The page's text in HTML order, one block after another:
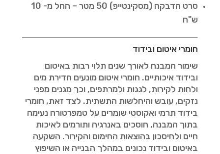
סרט הדבקה (מסקינטייפ) 50 מטר – החל מ- 10
ש"ח
חומרי איטום ובידוד
שימור המבנה לאורך שנים תלוי רבות באיטום
ובידוד איכותיים. חומרי איטום מונעים חדירת מים
ולחות לקירות, לגגות ולמרתפים, וכך מגנים מפני
נזקים, עובש והיחלשות התשתית. לצד זאת, חומרי
בידוד תרמי ואקוסטי שומרים על טמפרטורה נעימה
בתוך המבנה, חוסכים באנרגיה ותורמים לאיכות
חיים ולחיסכון בהוצאות החימום והקירור. השקעה
באיטום ובידוד נכונים במהלך הבנייה או השיפוץ